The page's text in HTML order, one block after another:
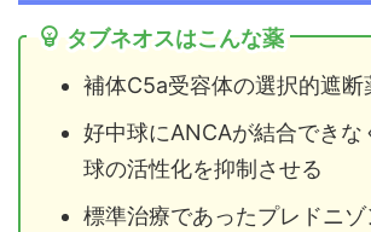
タブネオスはこんな薬
補体C5a受容体の選択的遮断
好中球にANCAが結合できな
球の活性化を抑制させる
標準治療であったプレドニ